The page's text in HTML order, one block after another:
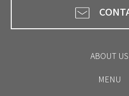
ABOUT US
MENU